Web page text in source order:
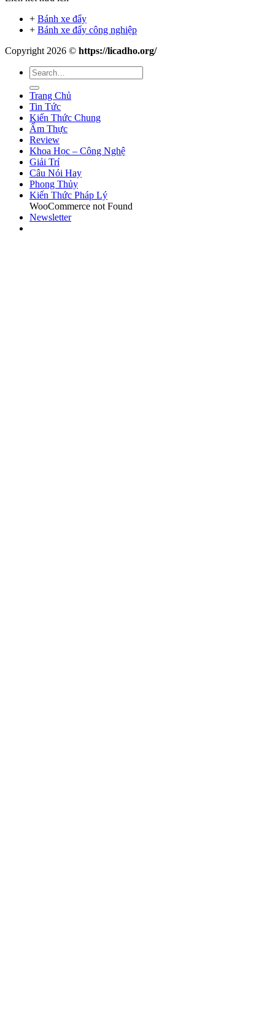
+ Bánh xe đẩy
+ Bánh xe đẩy công nghiệp
Copyright 2026 © https://licadho.org/
Trang Chủ
Tin Tức
Kiến Thức Chung
Ẩm Thực
Review
Khoa Học – Công Nghệ
Giải Trí
Câu Nói Hay
Phong Thủy
Kiến Thức Pháp Lý
WooCommerce not Found
Newsletter